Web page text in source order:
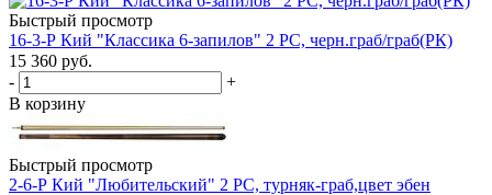
Быстрый просмотр
16-3-Р Кий "Классика 6-запилов" 2 РС, черн.граб/граб(РК)
15 360 руб.
-
+
В корзину
Быстрый просмотр
2-6-Р Кий "Любительский" 2 РС, турняк-граб,цвет эбен